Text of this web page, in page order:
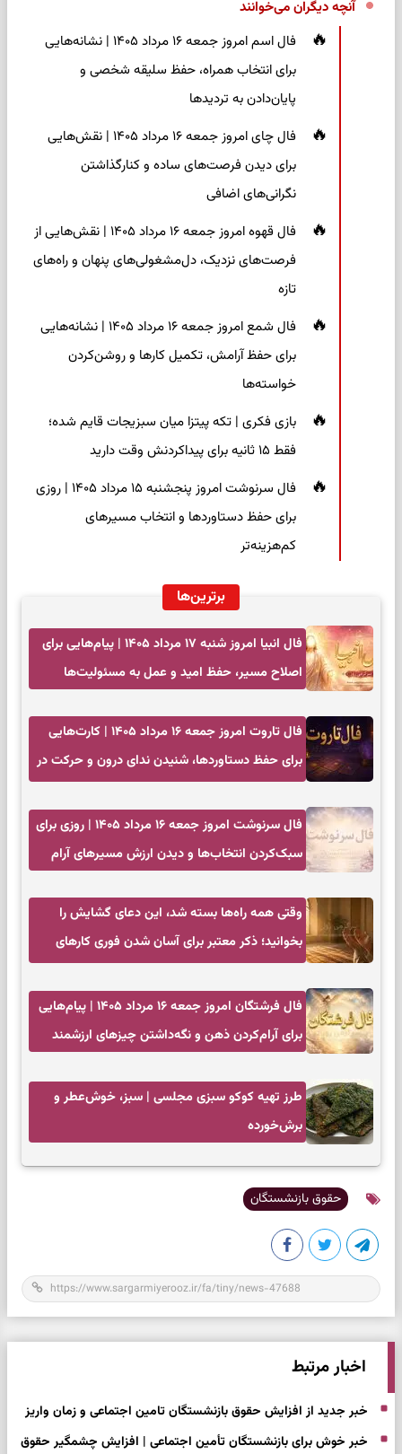
آنچه دیگران می‌خوانند
فال اسم امروز جمعه ۱۶ مرداد ۱۴۰۵ | نشانه‌هایی
برای انتخاب همراه، حفظ سلیقه شخصی و
پایان‌دادن به تردیدها
فال چای امروز جمعه ۱۶ مرداد ۱۴۰۵ | نقش‌هایی
برای دیدن فرصت‌های ساده و کنارگذاشتن
نگرانی‌های اضافی
فال قهوه امروز جمعه ۱۶ مرداد ۱۴۰۵ | نقش‌هایی از
فرصت‌های نزدیک، دل‌مشغولی‌های پنهان و راه‌های
تازه
فال شمع امروز جمعه ۱۶ مرداد ۱۴۰۵ | نشانه‌هایی
برای حفظ آرامش، تکمیل کارها و روشن‌کردن
خواسته‌ها
بازی فکری | تکه پیتزا میان سبزیجات قایم شده؛
فقط ۱۵ ثانیه برای پیداکردنش وقت دارید
فال سرنوشت امروز پنجشنبه ۱۵ مرداد ۱۴۰۵ | روزی
برای حفظ دستاوردها و انتخاب مسیرهای
کم‌هزینه‌تر
برترین‌ها
فال انبیا امروز شنبه ۱۷ مرداد ۱۴۰۵ | پیام‌هایی برای
اصلاح مسیر، حفظ امید و عمل به مسئولیت‌ها
فال تاروت امروز جمعه ۱۶ مرداد ۱۴۰۵ | کارت‌هایی
برای حفظ دستاوردها، شنیدن ندای درون و حرکت در
فال سرنوشت امروز جمعه ۱۶ مرداد ۱۴۰۵ | روزی برای
سبک‌کردن انتخاب‌ها و دیدن ارزش مسیرهای آرام
وقتی همه راه‌ها بسته شد، این دعای گشایش را
بخوانید؛ ذکر معتبر برای آسان شدن فوری کارهای
فال فرشتگان امروز جمعه ۱۶ مرداد ۱۴۰۵ | پیام‌هایی
برای آرام‌کردن ذهن و نگه‌داشتن چیزهای ارزشمند
طرز تهیه کوکو سبزی مجلسی | سبز، خوش‌عطر و
برش‌خورده
حقوق بازنشستگان
اخبار مرتبط
خبر جدید از افزایش حقوق بازنشستگان تامین اجتماعی و زمان واریز
خبر خوش برای بازنشستگان تأمین اجتماعی | افزایش چشمگیر حقوق